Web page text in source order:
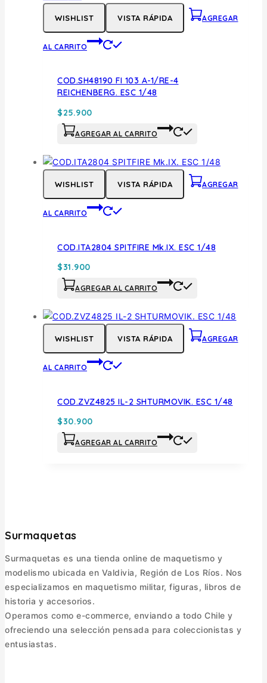
WISHLIST VISTA RÁPIDA AGREGAR
AL CARRITO
COD.SH48190 FI 103 A-1/RE-4
REICHENBERG. ESC 1/48
$25.900
AGREGAR AL CARRITO
WISHLIST VISTA RÁPIDA AGREGAR
AL CARRITO
COD.ITA2804 SPITFIRE Mk.IX. ESC 1/48
$31.900
AGREGAR AL CARRITO
WISHLIST VISTA RÁPIDA AGREGAR
AL CARRITO
COD.ZVZ4825 IL-2 SHTURMOVIK. ESC 1/48
$30.900
AGREGAR AL CARRITO
Surmaquetas
Surmaquetas es una tienda online de maquetismo y
modelismo ubicada en Valdivia, Región de Los Ríos. Nos
especializamos en maquetismo militar, figuras, libros de
historia y accesorios.
Operamos como e-commerce, enviando a todo Chile y
ofreciendo una selección pensada para coleccionistas y
entusiastas.